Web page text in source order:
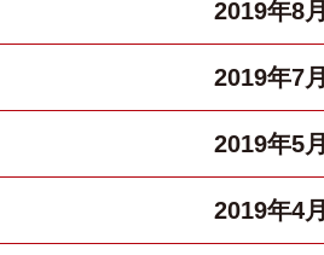
2019年8月
2019年7月
2019年5月
2019年4月